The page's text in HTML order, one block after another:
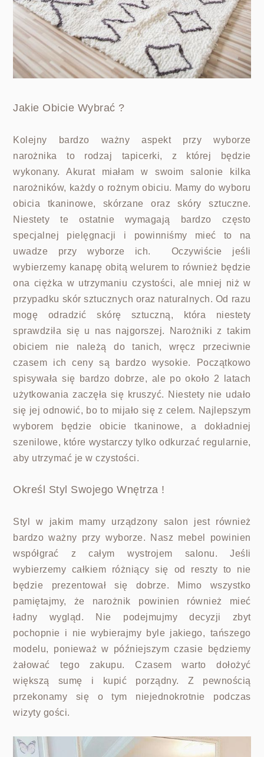
Jakie Obicie Wybrać ?
Kolejny bardzo ważny aspekt przy wyborze
narożnika to rodzaj tapicerki, z której będzie
wykonany. Akurat miałam w swoim salonie kilka
narożników, każdy o rożnym obiciu. Mamy do wyboru
obicia tkaninowe, skórzane oraz skóry sztuczne.
Niestety te ostatnie wymagają bardzo często
specjalnej pielęgnacji i powinniśmy mieć to na
uwadze przy wyborze ich. Oczywiście jeśli
wybierzemy kanapę obitą welurem to również będzie
ona ciężka w utrzymaniu czystości, ale mniej niż w
przypadku skór sztucznych oraz naturalnych. Od razu
mogę odradzić skórę sztuczną, która niestety
sprawdziła się u nas najgorszej. Narożniki z takim
obiciem nie należą do tanich, wręcz przeciwnie
czasem ich ceny są bardzo wysokie. Początkowo
spisywała się bardzo dobrze, ale po około 2 latach
użytkowania zaczęła się kruszyć. Niestety nie udało
się jej odnowić, bo to mijało się z celem. Najlepszym
wyborem będzie obicie tkaninowe, a dokładniej
szenilowe, które wystarczy tylko odkurzać regularnie,
aby utrzymać je w czystości.
Określ Styl Swojego Wnętrza !
Styl w jakim mamy urządzony salon jest również
bardzo ważny przy wyborze. Nasz mebel powinien
współgrać z całym wystrojem salonu. Jeśli
wybierzemy całkiem różniący się od reszty to nie
będzie prezentował się dobrze. Mimo wszystko
pamiętajmy, że narożnik powinien również mieć
ładny wygląd. Nie podejmujmy decyzji zbyt
pochopnie i nie wybierajmy byle jakiego, tańszego
modelu, ponieważ w późniejszym czasie będziemy
żałować tego zakupu. Czasem warto dołożyć
większą sumę i kupić porządny. Z pewnością
przekonamy się o tym niejednokrotnie podczas
wizyty gości.